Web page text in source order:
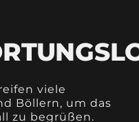
viele
Böllern, um das
zu begrüßen.